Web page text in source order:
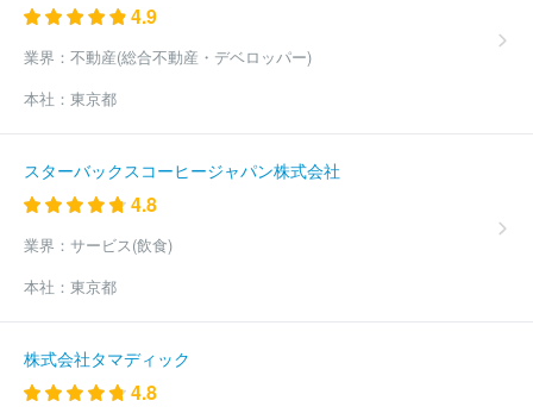
ジャパン株式会社
式会社アズノゥアズ
株式会社丸東 福助株式会社
株式会社エス
ーベック
伊豆義株式会社
ヴァレンティノジャパン株式会社
株式会社リボーンカンパニー
河辺株式会社
株式会社古荘本店
本多タオ
ル株式会社
ほか(1850件)
4.9
業界： 不動産(総合不動産・デベロッパー)
本社： 東京都
スターバックスコーヒージャパン株式会社
4.8
業界： サービス(飲食)
本社： 東京都
株式会社タマディック
4.8